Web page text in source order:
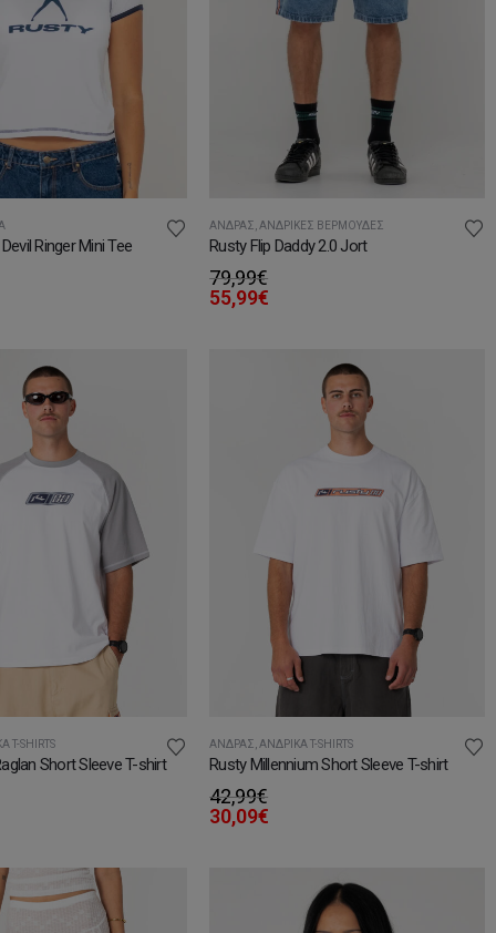
Ringer Mini Tee
ΆΝΔΡΑΣ,ΑΝΔΡΙΚΈΣ ΒΕΡΜΟΎΔΕΣ
Rusty Flip Daddy 2.0 Jort
79,99€
55,99€
T-SHIRTS
Short Sleeve T-shirt
ΆΝΔΡΑΣ ΑΝΔΡΙΚΆ T-SHIRTS
Rusty Millennium Short Sleeve T-shirt
42,99€
30,09€